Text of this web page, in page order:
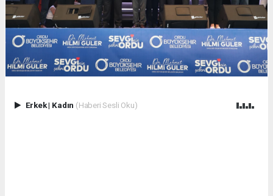
Erkek| Kadın (Haberi Sesli Oku)